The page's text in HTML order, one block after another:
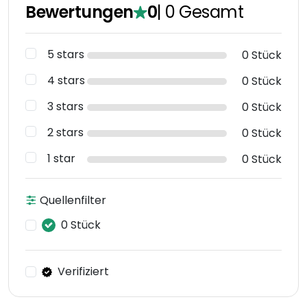
Bewertungen 0| 0 Gesamt
5 stars
0 Stück
4 stars
0 Stück
3 stars
0 Stück
2 stars
0 Stück
1 star
0 Stück
Quellenfilter
0 Stück
Verifiziert